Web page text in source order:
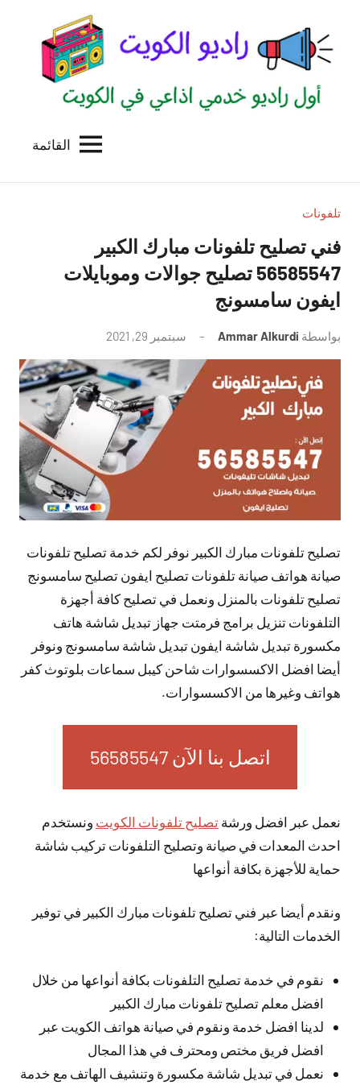
المحتوى
الكويت
للاعلانات
بالكويت
القائمة
تلفونات
فني تصليح تلفونات مبارك الكبير
56585547 تصليح جوالات وموبايلات
ايفون سامسونج
بواسطة Ammar Alkurdi سبتمبر 29, 2021
توجد
تعليقات
تصليح تلفونات مبارك الكبير نوفر لكم خدمة تصليح تلفونات
صيانة هواتف صيانة تلفونات تصليح ايفون تصليح سامسونج
تصليح تلفونات بالمنزل ونعمل في تصليح كافة أجهزة
التلفونات تنزيل برامج فرمتت جهاز تبديل شاشة هاتف
مكسورة تبديل شاشة ايفون تبديل شاشة سامسونج ونوفر
أيضا افضل الاكسسوارات شاحن كيبل سماعات بلوتوث كفر
هواتف وغيرها من الاكسسوارات.
اتصل بنا الآن 56585547
نعمل عبر افضل ورشة تصليح تلفونات الكويت ونستخدم
احدث المعدات في صيانة وتصليح التلفونات تركيب شاشة
حماية للأجهزة بكافة أنواعها
ونقدم أيضا عبر فني تصليح تلفونات مبارك الكبير في توفير
الخدمات التالية:
نقوم في خدمة تصليح التلفونات بكافة أنواعها من خلال
افضل معلم تصليح تلفونات مبارك الكبير
لدينا افضل خدمة ونقوم في صيانة هواتف الكويت عبر
افضل فريق مختص ومحترف في هذا المجال
نعمل في تبديل شاشة مكسورة وتنشيف الهاتف مع خدمة